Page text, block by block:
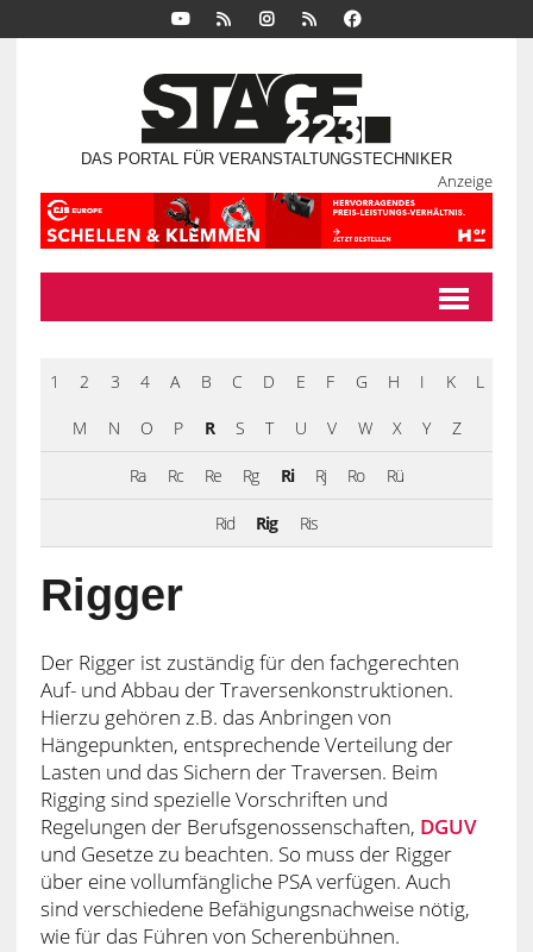
DAS PORTAL FÜR VERANSTALTUNGSTECHNIKER
Anzeige
1 2 3 4 A B C D E F G H I K L
M N O P R S T U V W X Y Z
Ra Rc Re Rg Ri Rj Ro Rü
Rid Rig Ris
Rigger
Der Rigger ist zuständig für den fachgerechten
Auf- und Abbau der Traversenkonstruktionen.
Hierzu gehören z.B. das Anbringen von
Hängepunkten, entsprechende Verteilung der
Lasten und das Sichern der Traversen. Beim
Rigging sind spezielle Vorschriften und
Regelungen der Berufsgenossenschaften, DGUV
und Gesetze zu beachten. So muss der Rigger
über eine vollumfängliche PSA verfügen. Auch
sind verschiedene Befähigungsnachweise nötig,
wie für das Führen von Scherenbühnen.